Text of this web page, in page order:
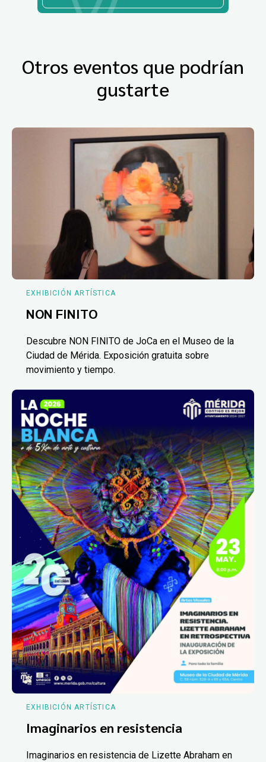
Otros eventos que podrían
gustarte
EXHIBICIÓN ARTÍSTICA
NON FINITO
Descubre NON FINITO de JoCa en el Museo de la
Ciudad de Mérida. Exposición gratuita sobre
movimiento y tiempo.
EXHIBICIÓN ARTÍSTICA
Imaginarios en resistencia
Imaginarios en resistencia de Lizette Abraham en